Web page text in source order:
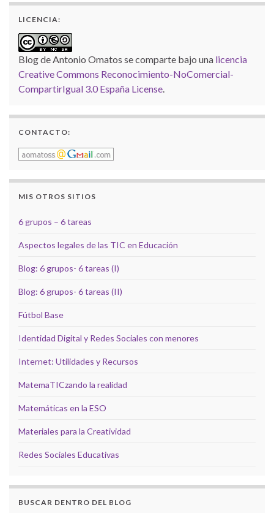
LICENCIA:
Blog de Antonio Omatos se comparte bajo una licencia
Creative Commons Reconocimiento-NoComercial-
CompartirIgual 3.0 España License
CONTACTO:
MIS OTROS SITIOS
6 grupos – 6 tareas
Aspectos legales de las TIC en Educación
Blog: 6 grupos- 6 tareas (I)
Blog: 6 grupos- 6 tareas (II)
Fútbol Base
Identidad Digital y Redes Sociales con menores
Internet: Utilidades y Recursos
MatemaTICzando la realidad
Matemáticas en la ESO
Materiales para la Creatividad
Redes Sociales Educativas
BUSCAR DENTRO DEL BLOG